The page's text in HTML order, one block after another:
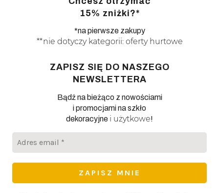
15% zniżki?*
*na pierwsze zakupy
**nie dotyczy kategorii: oferty hurtowe
ZAPISZ SIĘ DO NASZEGO
NEWSLETTERA
Bądź na bieżąco z nowościami
i promocjami na szkło
dekoracyjne i użytkowe!